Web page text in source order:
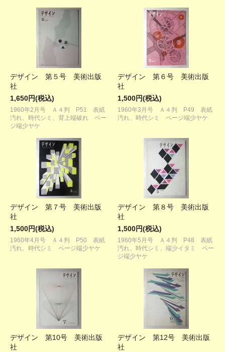
デザイン 第５号 美術出版
社
1,650円(税込)
1960年2月号 Ａ４判 P51 表紙
汚れ、時代シミ、背上端破れ ペー
ジ端少ヤケ
デザイン 第６号 美術出版
社
1,500円(税込)
1960年3月号 Ａ４判 P49 表紙
汚れ、時代シミ ページ端少ヤケ
デザイン 第７号 美術出版
社
1,500円(税込)
1960年4月号 Ａ４判 P50 表紙
汚れ、時代シミ ページ端少ヤケ
デザイン 第８号 美術出版
社
1,500円(税込)
1960年5月号 Ａ４判 P48 表紙
汚れ、時代シミ、端少イタミ ペー
ジ端少ヤケ
デザイン 第10号 美術出版
社
デザイン 第12号 美術出版
社